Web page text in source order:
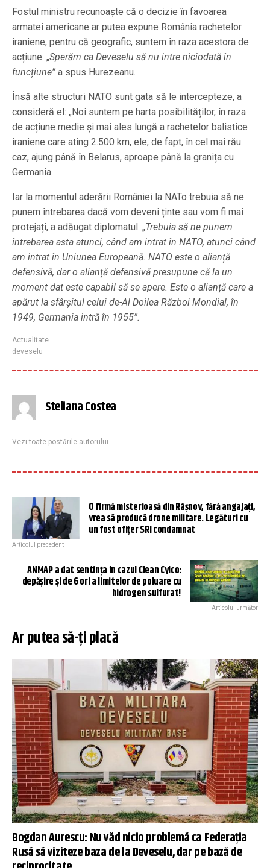
Fostul ministru recunoaște că o decizie în favoarea
armatei americane ar putea expune România rachetelor
iraniene, pentru că geografic, suntem în raza acestora de
acțiune. „Sperăm ca Deveselu să nu intre niciodată în
funcțiune” a spus Hurezeanu.
Însă alte structuri NATO sunt gata să le intercepteze, a
consideră el: „Noi suntem pe harta posibilităților, în raza
de acțiune medie și mai ales lungă a rachetelor balistice
iraniene care ating 2.500 km, ele, de fapt, în cel mai rău
caz, ajung până în Belarus, aproape până la granița cu
Germania.
Iar la momentul aderării României la NATo trebuia să ne
punem întrebarea dacă vom deveni ținte sau vom fi mai
protejați, a adăugat diplomatul. „Trebuia să ne punem
întrebarea asta atunci, când am intrat în NATO, atunci când
am intrat în Uniunea Europeană. NATO este o alianță
defensivă, dar o alianță defensivă presupune că la un
moment dat este capabil să se apere. Este o alianță care a
apărut la sfârșitul celui de-Al Doilea Război Mondial, în
1949, Germania intră în 1955”.
Actualitate
deveselu
Steliana Costea
Vezi toate postările autorului
O firmă misterioasă din Râșnov, fără angajați,
vrea să producă drone militare. Legături cu
un fost ofițer SRI condamnat
Articolul precedent
ANMAP a dat sentința în cazul Clean Cylco:
depășire și de 6 ori a limitelor de poluare cu
hidrogen sulfurat!
Articolul următor
Ar putea să-ți placă
Bogdan Aurescu: Nu văd nicio problemă ca Federaţia
Rusă să viziteze baza de la Deveselu, dar pe bază de